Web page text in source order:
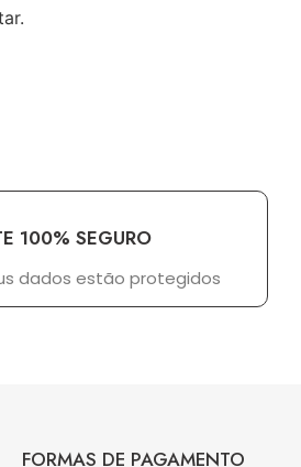
100% SEGURO
dados estão protegidos
FORMAS DE PAGAMENTO